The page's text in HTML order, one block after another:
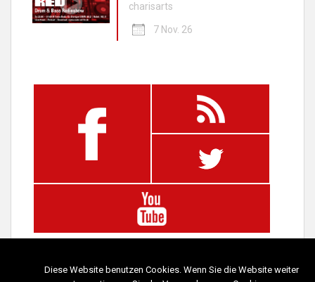
charisarts
7 Nov. 26
Diese Website benutzen Cookies. Wenn Sie die Website weiter